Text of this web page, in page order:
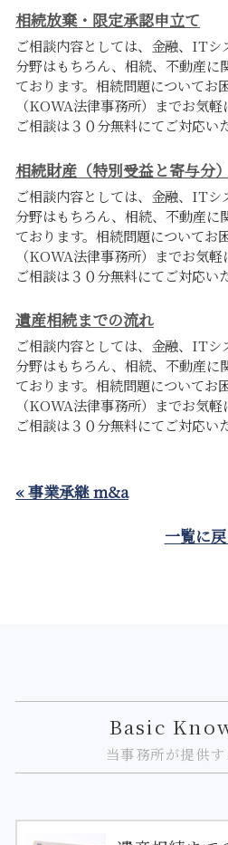
相続放棄・限定承認申立て
ご相談内容としては、金融、ITシ
分野はもちろん、相続、不動産に
ております。相続問題についてお
（KOWA法律事務所）までお気
ご相談は３０分無料にてご対応い
相続財産（特別受益と寄与分）
ご相談内容としては、金融、ITシ
分野はもちろん、相続、不動産に
ております。相続問題についてお
（KOWA法律事務所）までお気
ご相談は３０分無料にてご対応い
遺産相続までの流れ
ご相談内容としては、金融、ITシ
分野はもちろん、相続、不動産に
ております。相続問題についてお
（KOWA法律事務所）までお気
ご相談は３０分無料にてご対応い
« 事業承継 m&a
一覧に
Basic
当事務所が提供